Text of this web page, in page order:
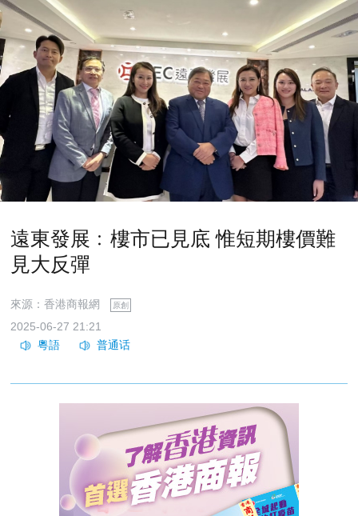
遠東發展﹕樓市已見底 惟短期樓價難
見大反彈
來源：香港商報網 原創
2025-06-27 21:21